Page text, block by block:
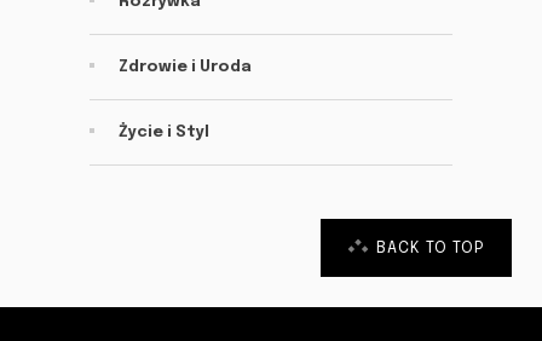
Zdrowie i Uroda
Życie i Styl
BACK TO TOP